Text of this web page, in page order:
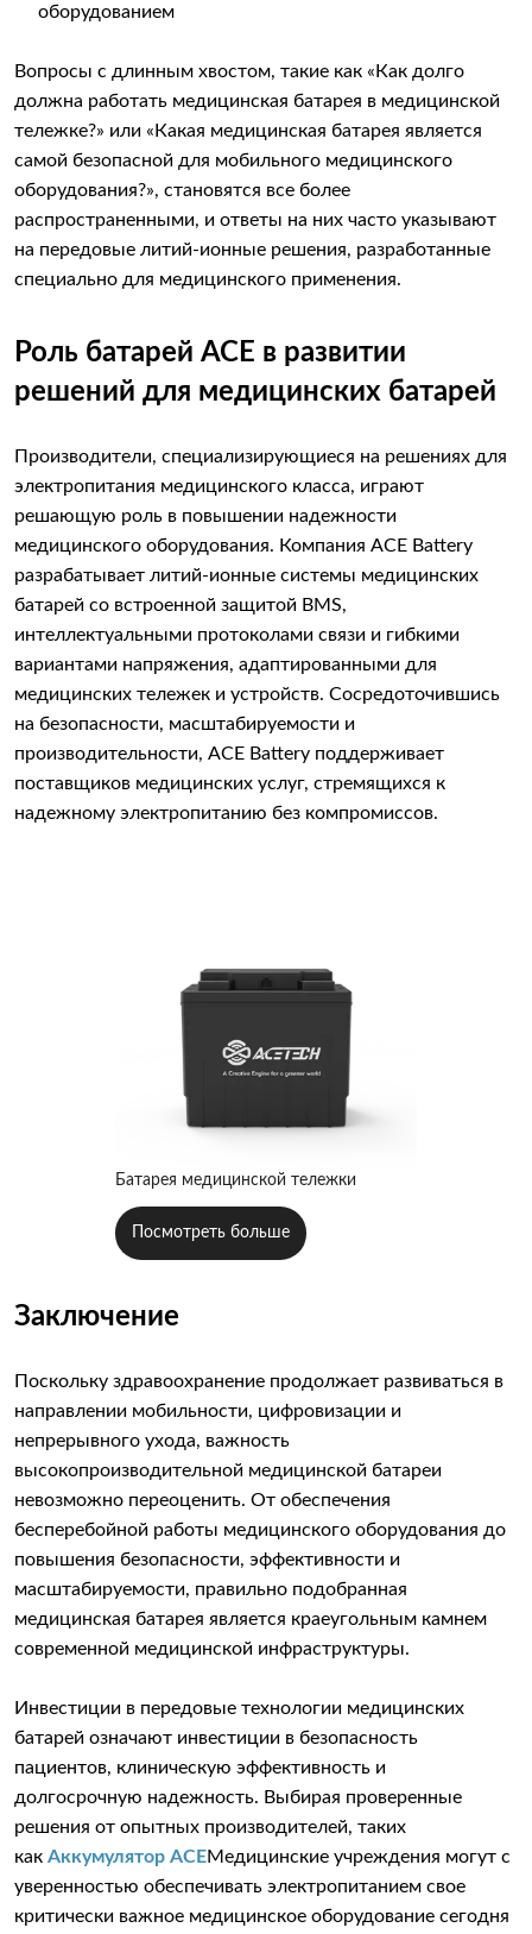
оборудованием
Вопросы с длинным хвостом, такие как «Как долго
должна работать медицинская батарея в медицинской
тележке?» или «Какая медицинская батарея является
самой безопасной для мобильного медицинского
оборудования?», становятся все более
распространенными, и ответы на них часто указывают
на передовые литий-ионные решения, разработанные
специально для медицинского применения.
Роль батарей ACE в развитии
решений для медицинских батарей
Производители, специализирующиеся на решениях для
электропитания медицинского класса, играют
решающую роль в повышении надежности
медицинского оборудования. Компания ACE Battery
разрабатывает литий-ионные системы медицинских
батарей со встроенной защитой BMS,
интеллектуальными протоколами связи и гибкими
вариантами напряжения, адаптированными для
медицинских тележек и устройств. Сосредоточившись
на безопасности, масштабируемости и
производительности, ACE Battery поддерживает
поставщиков медицинских услуг, стремящихся к
надежному электропитанию без компромиссов.
Батарея медицинской тележки
Посмотреть больше
Заключение
Поскольку здравоохранение продолжает развиваться в
направлении мобильности, цифровизации и
непрерывного ухода, важность
высокопроизводительной медицинской батареи
невозможно переоценить. От обеспечения
бесперебойной работы медицинского оборудования до
повышения безопасности, эффективности и
масштабируемости, правильно подобранная
медицинская батарея является краеугольным камнем
современной медицинской инфраструктуры.
Инвестиции в передовые технологии медицинских
батарей означают инвестиции в безопасность
пациентов, клиническую эффективность и
долгосрочную надежность. Выбирая проверенные
решения от опытных производителей, таких
как Аккумулятор ACEМедицинские учреждения могут с
уверенностью обеспечивать электропитанием свое
критически важное медицинское оборудование сегодня